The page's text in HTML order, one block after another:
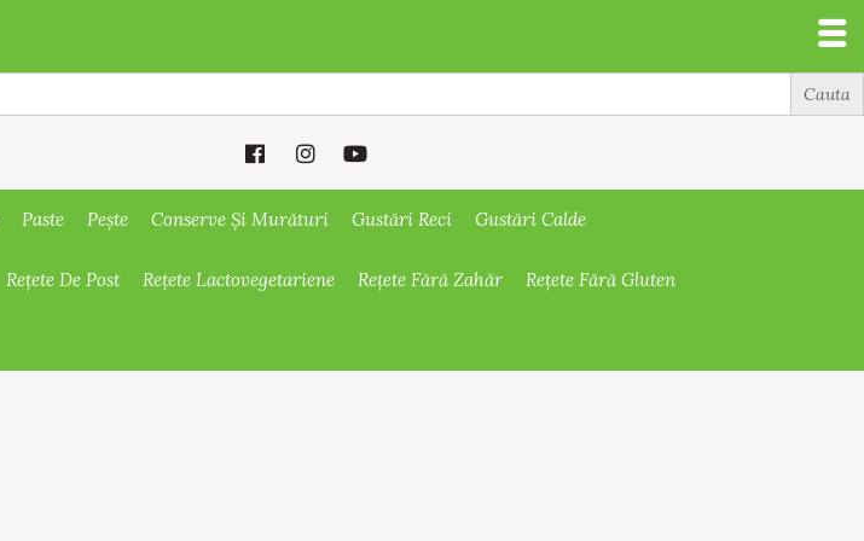
Paste Pește Conserve Și Murături Gustări Reci Gustări Calde
Rețete De Post Rețete Lactovegetariene Rețete Fără Zahăr Rețete Fără Gluten